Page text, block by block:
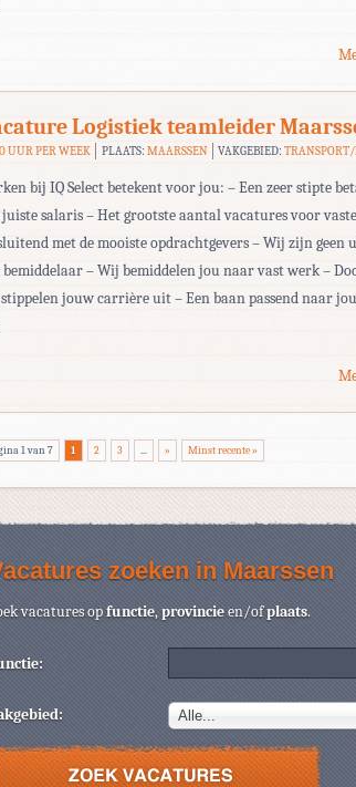
Logistiek teamleider
UUR PER WEEK PLAATS: MAARSSEN VAKGEBIED:
bij IQ Select betekent voor jou: – Een zeer stipte
salaris – Het grootste aantal vacatures voor
met de mooiste opdrachtgevers – Wij zijn geen
bemiddelaar – Wij bemiddelen jou naar vast werk –
jouw carrière uit – Een baan passend naar
1 van 7 1 2 3 ... » Minst recente »
zoeken in Maarssen
vacatures opfunctie,provincieen/ofplaats.
Alle...